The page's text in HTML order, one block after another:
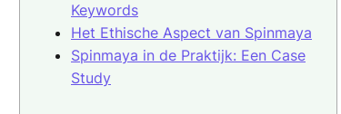
Keywords
Het Ethische Aspect van Spinmaya
Spinmaya in de Praktijk: Een Case
Study